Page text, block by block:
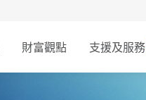
財富觀點 支援及服務